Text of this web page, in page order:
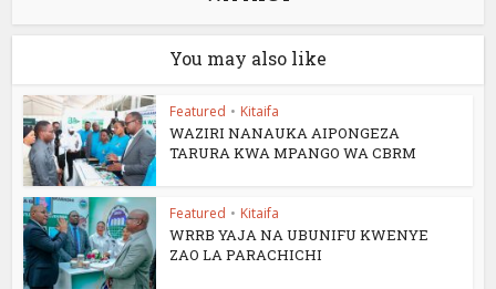
You may also like
Featured • Kitaifa
WAZIRI NANAUKA AIPONGEZA
TARURA KWA MPANGO WA CBRM
Featured • Kitaifa
WRRB YAJA NA UBUNIFU KWENYE
ZAO LA PARACHICHI